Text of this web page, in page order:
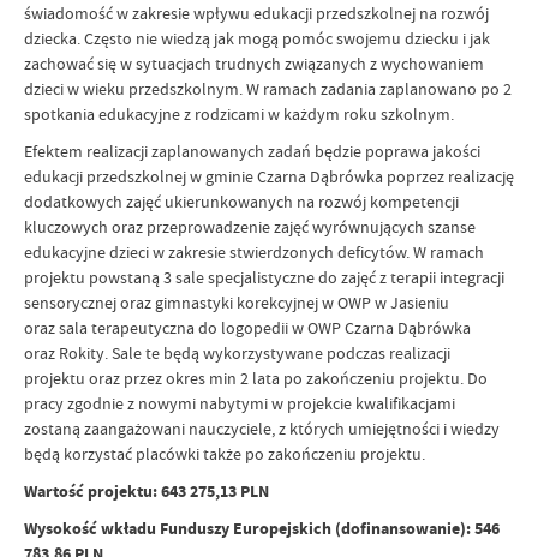
świadomość w zakresie wpływu edukacji przedszkolnej na rozwój
dziecka. Często nie wiedzą jak mogą pomóc swojemu dziecku i jak
zachować się w sytuacjach trudnych związanych z wychowaniem
dzieci w wieku przedszkolnym. W ramach zadania zaplanowano po 2
spotkania edukacyjne z rodzicami w każdym roku szkolnym.
Efektem realizacji zaplanowanych zadań będzie poprawa jakości
edukacji przedszkolnej w gminie Czarna Dąbrówka poprzez realizację
dodatkowych zajęć ukierunkowanych na rozwój kompetencji
kluczowych oraz przeprowadzenie zajęć wyrównujących szanse
edukacyjne dzieci w zakresie stwierdzonych deficytów. W ramach
projektu powstaną 3 sale specjalistyczne do zajęć z terapii integracji
sensorycznej oraz gimnastyki korekcyjnej w OWP w Jasieniu
oraz sala terapeutyczna do logopedii w OWP Czarna Dąbrówka
oraz Rokity. Sale te będą wykorzystywane podczas realizacji
projektu oraz przez okres min 2 lata po zakończeniu projektu. Do
pracy zgodnie z nowymi nabytymi w projekcie kwalifikacjami
zostaną zaangażowani nauczyciele, z których umiejętności i wiedzy
będą korzystać placówki także po zakończeniu projektu.
Wartość projektu: 643 275,13 PLN
Wysokość wkładu Funduszy Europejskich (dofinansowanie): 546